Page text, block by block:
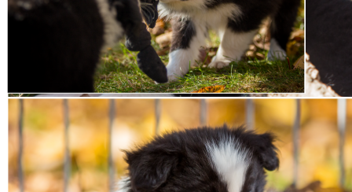
01|11|2015 – Broad­me­a­dows Cra­zy in Love, »Cra­zy«
02|11|2015 – Broad­me­a­dows Cra­zy in Love, »Cra­
zy«